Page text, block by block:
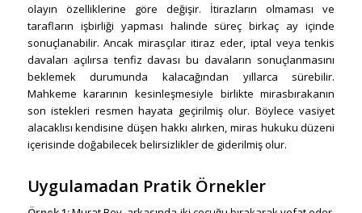
olayın özelliklerine göre değişir. İtirazların olmaması ve
tarafların işbirliği yapması halinde süreç birkaç ay içinde
sonuçlanabilir. Ancak mirasçılar itiraz eder, iptal veya tenkis
davaları açılırsa tenfiz davası bu davaların sonuçlanmasını
beklemek durumunda kalacağından yıllarca sürebilir.
Mahkeme kararının kesinleşmesiyle birlikte mirasbırakanın
son istekleri resmen hayata geçirilmiş olur. Böylece vasiyet
alacaklısı kendisine düşen hakkı alırken, miras hukuku düzeni
içerisinde doğabilecek belirsizlikler de giderilmiş olur.
Uygulamadan Pratik Örnekler